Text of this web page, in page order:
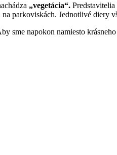
„vegetácia“.
parkoviskách. Jednotlivé diery
sme napokon namiesto